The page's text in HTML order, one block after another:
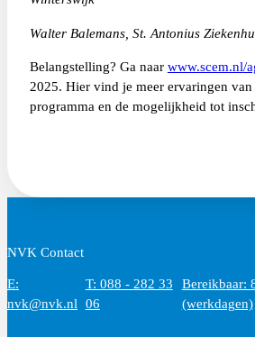
Walter Balemans, St. Antonius
Belangstelling? Ga naar www.scem.nl/
2025. Hier vind je meer ervaringen
programma en de mogelijkheid tot
NVK Contact
E:
nvk@nvk.nl
T: 088 - 282 33
06
Bereikbaar:
(werkdagen)